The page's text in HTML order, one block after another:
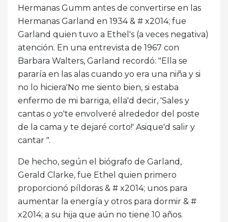
Hermanas Gumm antes de convertirse en las
Hermanas Garland en 1934 & # x2014; fue
Garland quien tuvo a Ethel's (a veces negativa)
atención. En una entrevista de 1967 con
Barbara Walters, Garland recordó: "Ella se
pararía en las alas cuando yo era una niña y si
no lo hiciera'No me siento bien, si estaba
enfermo de mi barriga, ella'd decir, 'Sales y
cantas o yo'te envolveré alrededor del poste
de la cama y te dejaré corto!' Asique'd salir y
cantar ".
De hecho, según el biógrafo de Garland,
Gerald Clarke, fue Ethel quien primero
proporcionó píldoras & # x2014; unos para
aumentar la energía y otros para dormir & #
x2014; a su hija que aún no tiene 10 años.